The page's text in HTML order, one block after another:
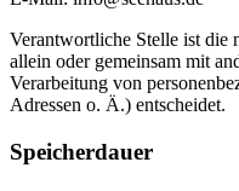
Verantwortliche Stelle ist die
allein oder gemeinsam mit
Verarbeitung von
Adressen o. Ä.) entscheidet.
Speicherdauer